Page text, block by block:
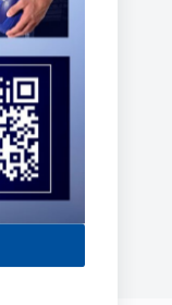
douleur le TO